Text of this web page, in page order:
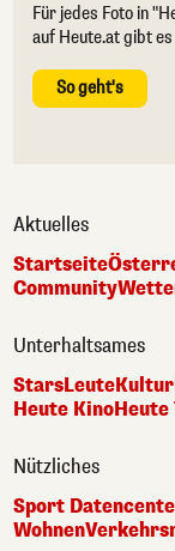
Für jedes Foto in
auf Heute.at gibt
So geht's
Aktuelles
Startseite
Community
Unterhaltsames
StarsLeuteKultur
Heute KinoHeute
Nützliches
Sport
Wohnen